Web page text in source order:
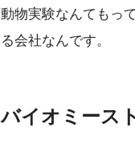
動物実験なんてもっ
る会社なんです。
バイオミース